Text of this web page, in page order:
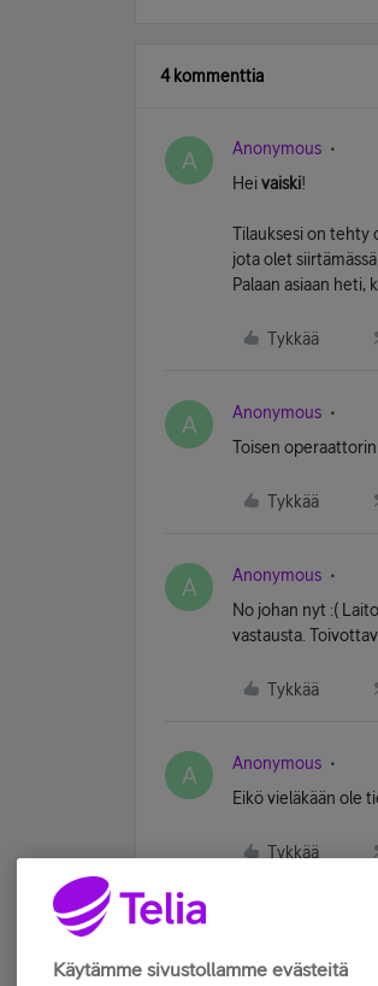
4 kommenttia
A Anonymous
Heivaiski!
Tilauksesi on tehty
jota olet
Palaan asiaan heti,
Tykkää
A Anonymous
Toisen operaattorin
Tykkää
A Anonymous
No johan nyt :(
vastausta.
Tykkää
A Anonymous
Eikö vieläkään ole
Tykkää
Käytämme sivustollamme evästeitä